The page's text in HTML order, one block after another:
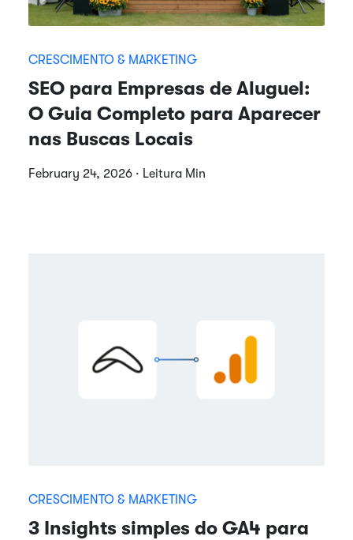
CRESCIMENTO & MARKETING
SEO para Empresas de Aluguel:
O Guia Completo para Aparecer
nas Buscas Locais
February 24, 2026 · Leitura Min
CRESCIMENTO & MARKETING
3 Insights simples do GA4 para